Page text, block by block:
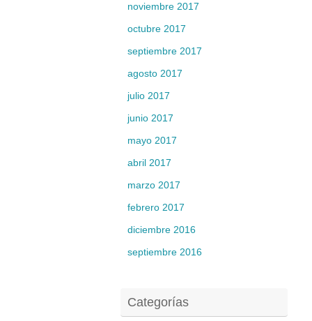
noviembre 2017
octubre 2017
septiembre 2017
agosto 2017
julio 2017
junio 2017
mayo 2017
abril 2017
marzo 2017
febrero 2017
diciembre 2016
septiembre 2016
Categorías